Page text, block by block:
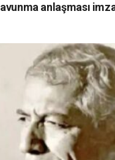
anlaşması